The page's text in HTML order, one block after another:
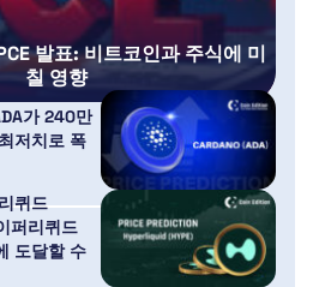
발표: 비트코인과 주식에 미
칠 영향
가 240만
저치로 폭
퀴드
퍼리퀴드
도달할 수